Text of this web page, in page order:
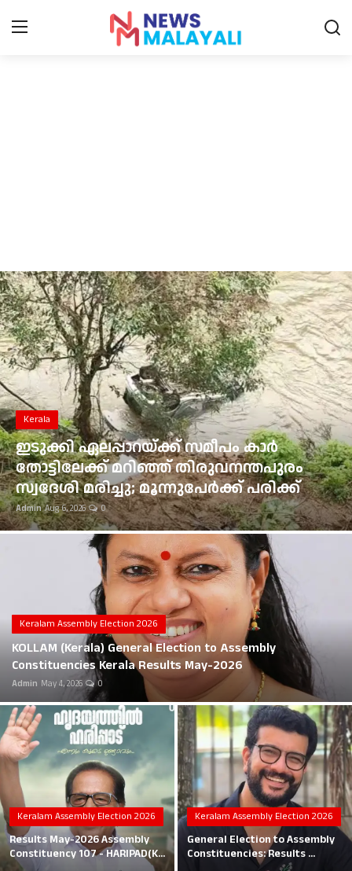
Entertainment
Sports
Food
Gulf News
Loksabha Election 2024
Technology
Health
Jobs Mall
Career
Education
Business
Local News
Earn Money
Tutorials
Malayalam
Kerala
ഇടുക്കി ഏലപ്പാറയ്ക്ക് സമീപം കാർ
തോട്ടിലേക്ക് മറിഞ്ഞ് തിരുവനന്തപുരം
സ്വദേശി മരിച്ചു; മൂന്നുപേർക്ക് പരിക്ക്
Admin Aug 6, 2026 0
Keralam Assembly Election 2026
KOLLAM (Kerala) General Election to Assembly
Constituencies Kerala Results May-2026
Admin May 4, 2026 0
Keralam Assembly Election 2026
Results May-2026 Assembly
Constituency 107 - HARIPAD(K...
Keralam Assembly Election 2026
General Election to Assembly
Constituencies: Results ...